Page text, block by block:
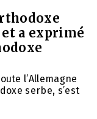
et a exprimé
l’Allemagne
serbe, s’est